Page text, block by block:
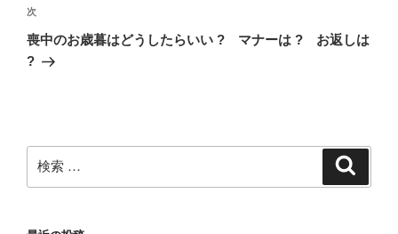
ゲ
ー
シ
稿
次
の
投
次
喪中のお歳暮はどうしたらいい ? マナーは ? お返しは
?
検
索: